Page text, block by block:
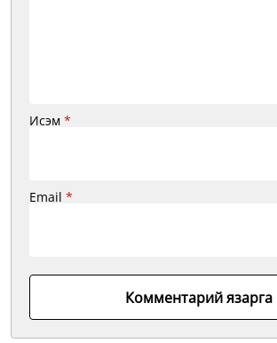
Исэм *
Email *
Комментарий язарга